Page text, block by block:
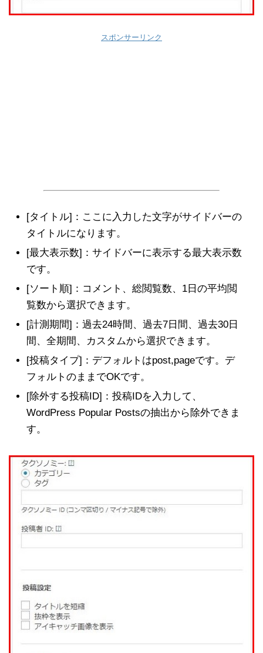
スポンサーリンク
[タイトル]：ここに入力した文字がサイドバーの
タイトルになります。
[最大表示数]：サイドバーに表示する最大表示数
です。
[ソート順]：コメント、総閲覧数、1日の平均閲
覧数から選択できます。
[計測期間]：過去24時間、過去7日間、過去30日
間、全期間、カスタムから選択できます。
[投稿タイプ]：デフォルトはpost,pageです。デ
フォルトのままでOKです。
[除外する投稿ID]：投稿IDを入力して、
WordPress Popular Postsの抽出から除外できま
す。